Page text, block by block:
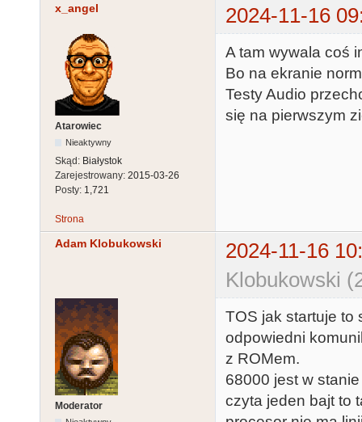
x_angel 2024-11-16
Atarowiec
Nieaktywny
Skąd: Białystok
Zarejestrowany: 2015-03-26
Posty: 1,721
A tam wywala coś
Bo na ekranie
Testy Audio
się na pierwszym
Strona
Adam Klobukowski
2024-11-16
Klobukowski
Moderator
TOS jak startuje to
odpowiedni
z ROMem.
68000 jest w
czyta jeden bajt to